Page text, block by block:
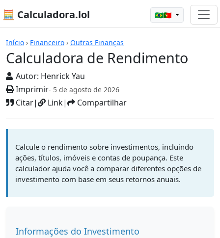
🧮 Calculadora.lol 🇧🇷🇵🇹
Início › Financeiro › Outras Finanças
Calculadora de Rendimento
Autor: Henrick Yau
Imprimir- 5 de agosto de 2026
Citar| Link| Compartilhar
Calculadoras
Calcule o rendimento sobre investimentos, incluindo
ações, títulos, imóveis e contas de poupança. Este
calculador ajuda você a comparar diferentes opções de
investimento com base em seus retornos anuais.
Informações do Investimento